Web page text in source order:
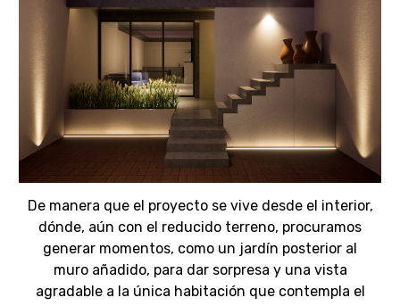
De manera que el proyecto se vive desde el interior,
dónde, aún con el reducido terreno, procuramos
generar momentos, como un jardín posterior al
muro añadido, para dar sorpresa y una vista
agradable a la única habitación que contempla el